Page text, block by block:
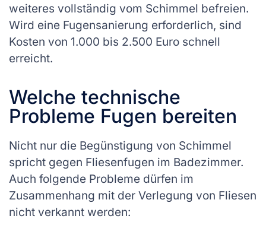
weiteres vollständig vom Schimmel befreien.
Wird eine Fugensanierung erforderlich, sind
Kosten von 1.000 bis 2.500 Euro schnell
erreicht.
Welche technische
Probleme Fugen bereiten
Nicht nur die Begünstigung von Schimmel
spricht gegen Fliesenfugen im Badezimmer.
Auch folgende Probleme dürfen im
Zusammenhang mit der Verlegung von Fliesen
nicht verkannt werden: